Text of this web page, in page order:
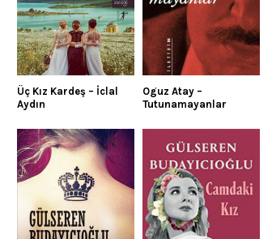
Üç Kız Kardeş – İclal
Aydın
Oguz Atay –
Tutunamayanlar